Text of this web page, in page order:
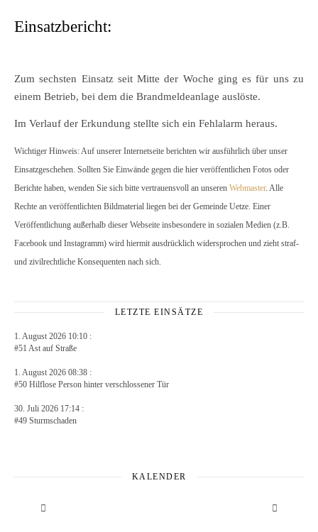
Einsatzbericht:
Zum sechsten Einsatz seit Mitte der Woche ging es für uns zu
einem Betrieb, bei dem die Brandmeldeanlage auslöste.
Im Verlauf der Erkundung stellte sich ein Fehlalarm heraus.
Wichtiger Hinweis: Auf unserer Internetseite berichten wir ausführlich über unser
Einsatzgeschehen. Sollten Sie Einwände gegen die hier veröffentlichen Fotos oder
Berichte haben, wenden Sie sich bitte vertrauensvoll an unseren Webmaster. Alle
Rechte an veröffentlichten Bildmaterial liegen bei der Gemeinde Uetze. Einer
Veröffentlichung außerhalb dieser Webseite insbesondere in sozialen Medien (z.B.
Facebook und Instagramm) wird hiermit ausdrücklich widersprochen und zieht straf-
und zivilrechtliche Konsequenten nach sich.
LETZTE EINSÄTZE
1. August 2026 10:10 :
#51 Ast auf Straße
1. August 2026 08:38 :
#50 Hilflose Person hinter verschlossener Tür
30. Juli 2026 17:14 :
#49 Sturmschaden
KALENDER